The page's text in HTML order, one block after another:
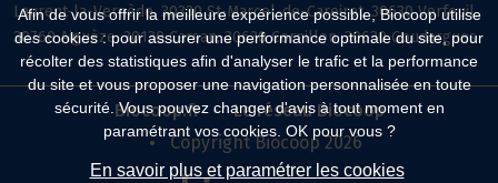
Afin de vous offrir la meilleure expérience possible, Biocoop utilise
des cookies : pour assurer une performance optimale du site, pour
récolter des statistiques afin d'analyser le trafic et la performance
du site et vous proposer une navigation personnalisée en toute
sécurité. Vous pouvez changer d'avis à tout moment en
paramétrant vos cookies. OK pour vous ?
En savoir plus et paramétrer les cookies
Laurent-la-Vernède, 30330 St-Marcel-de-Careiret, 30630 Verfeuil,
30760 Aiguèze, 30130 Carsan, 30630 Cornillon, 30630 Goudargues
Biocoop.fr
Le réseau Biocoop
Copyright Biocoop 2026